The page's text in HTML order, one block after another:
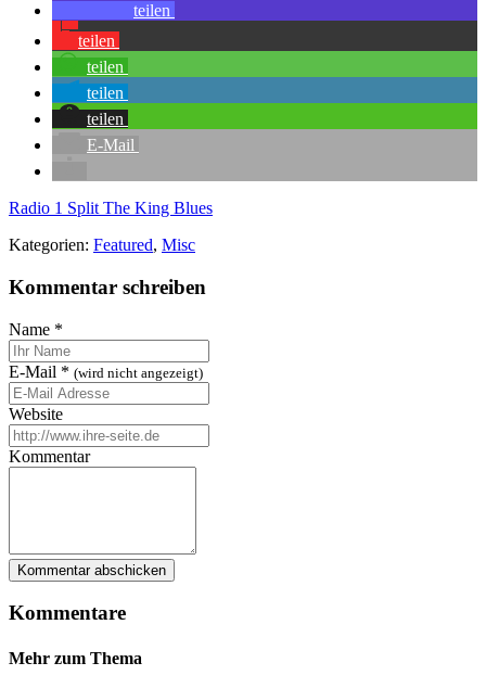
teilen
teilen
teilen
teilen
teilen
E-Mail
Radio 1 Split The King Blues
Kategorien: Featured, Misc
Kommentar schreiben
Name *
E-Mail * (wird nicht angezeigt)
Website
Kommentar
Kommentare
Mehr zum Thema